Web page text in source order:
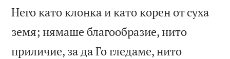
Него като клонка и като корен от суха
земя; нямаше благообразие, нито
приличие, за да Го гледаме, нито